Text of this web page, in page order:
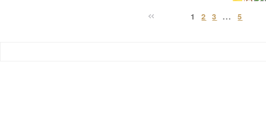
1 2 3 ...5